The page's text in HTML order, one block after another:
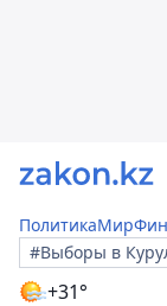
ПолитикаМир
#Выборы в
+31°